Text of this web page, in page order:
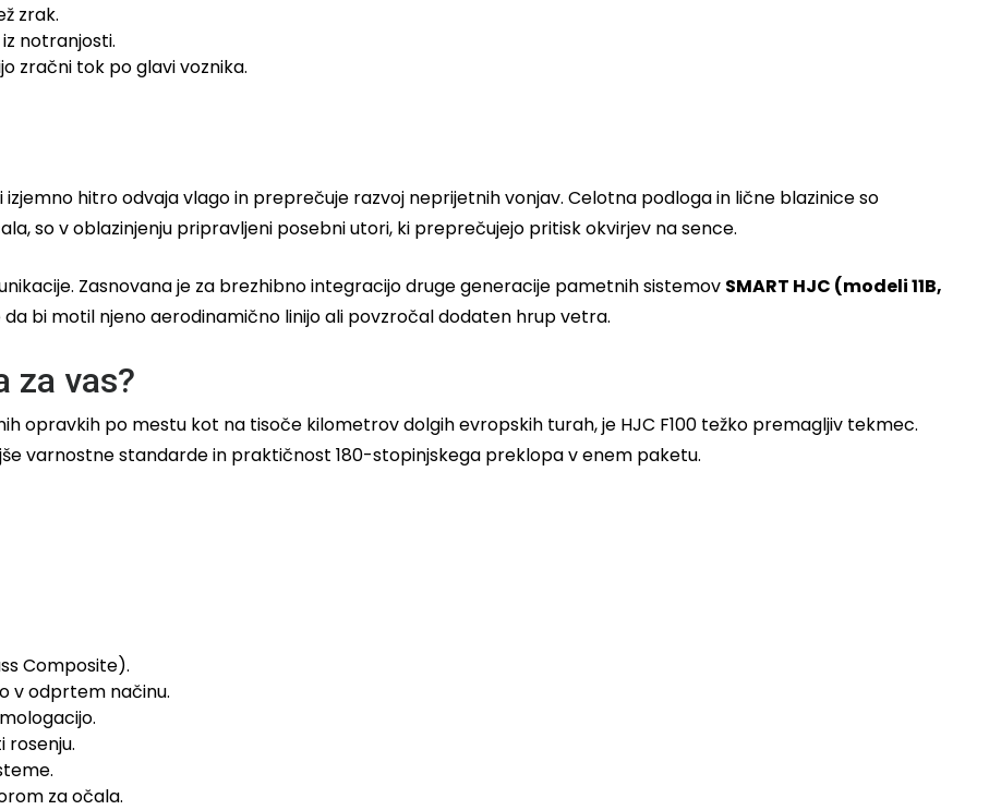
zrak.
notranjosti.
zračni tok po glavi voznika.
hitro odvaja vlago in preprečuje razvoj neprijetnih vonjav. Celotna podloga in lične blazinice so
so v oblazinjenju pripravljeni posebni utori, ki preprečujejo pritisk okvirjev na sence.
Zasnovana je za brezhibno integracijo druge generacije pametnih sistemov SMART HJC (modeli 11B,
bi motil njeno aerodinamično linijo ali povzročal dodaten hrup vetra.
za vas?
opravkih po mestu kot na tisoče kilometrov dolgih evropskih turah, je HJC F100 težko premagljiv tekmec.
varnostne standarde in praktičnost 180-stopinjskega preklopa v enem paketu.
Composite).
v odprtem načinu.
rosenju.
za očala.